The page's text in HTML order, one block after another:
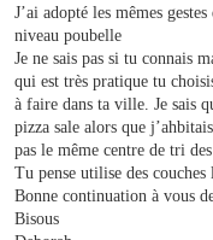
J’ai adopté les mêmes
niveau poubelle
Je ne sais pas si tu connais
qui est très pratique tu
à faire dans ta ville. Je sais
pizza sale alors que
pas le même centre de tri des
Tu pense utilise des
Bonne continuation à vous
Bisous